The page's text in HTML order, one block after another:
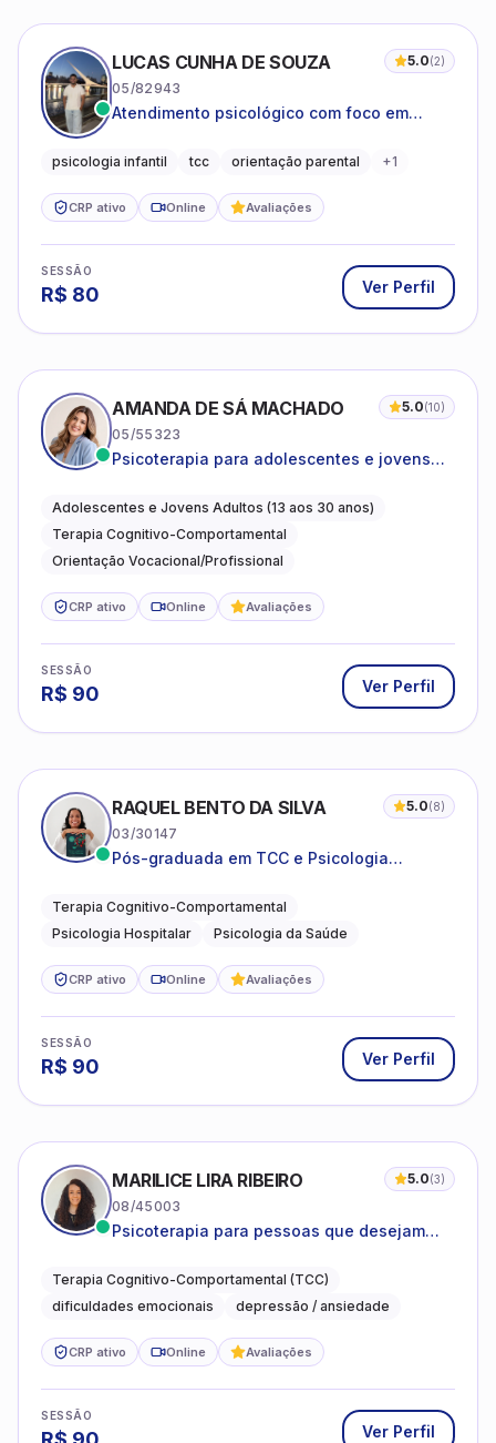
LUCAS CUNHA DE SOUZA 5.0(2)
05/82943
Atendimento psicológico com foco em
promovendo equilíbrio emocional e
psicologia infantil tcc orientação parental +1
CRP ativo Online Avaliações
SESSÃO
R$ 80 Ver Perfil
AMANDA DE SÁ MACHADO 5.0(10)
05/55323
Psicoterapia para adolescentes e jovens
autoestima, relações e orientação
profissional
Adolescentes e Jovens Adultos (13 aos 30 anos)
Terapia Cognitivo-Comportamental
Orientação Vocacional/Profissional
CRP ativo Online Avaliações
SESSÃO
R$ 90 Ver Perfil
RAQUEL BENTO DA SILVA 5.0(8)
03/30147
Pós-graduada em TCC e Psicologia
Terapia Cognitivo-Comportamental
Psicologia Hospitalar
Psicologia da Saúde
CRP ativo Online Avaliações
SESSÃO
R$ 90 Ver Perfil
MARILICE LIRA RIBEIRO 5.0(3)
08/45003
Psicoterapia para pessoas que desejam
dificuldades do dia a dia
Terapia Cognitivo-Comportamental (TCC)
dificuldades emocionais
depressão / ansiedade
CRP ativo Online Avaliações
SESSÃO
Ver Perfil